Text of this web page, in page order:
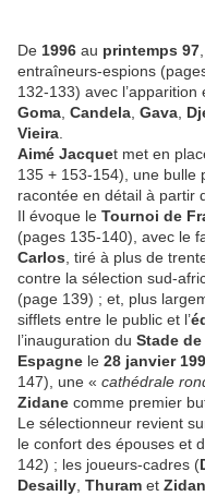
De 1996 au printemps 97
entraîneurs-espions
132-133) avec l’apparition
Goma, Candela, Gava,
Vieira.
Aimé Jacquet met en
135 + 153-154), une bulle
racontée en détail à partir
Il évoque le Tournoi de
(pages 135-140), avec le
Carlos, tiré à plus de
contre la sélection sud-
(page 139) ; et, plus
sifflets entre le public et l’
l’inauguration du Stade
Espagne le 28 janvier
147), une « cathédrale
Zidane comme premier
Le sélectionneur revient
le confort des épouses et
142) ; les joueurs-cadres (
Desailly, Thuram et